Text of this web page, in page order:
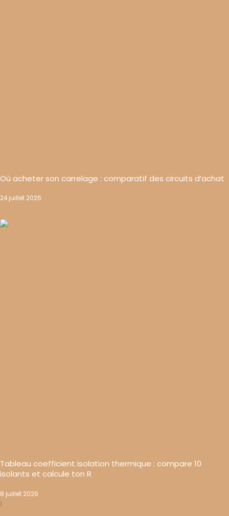
Où acheter son carrelage : comparatif des circuits d’achat
24 juillet 2026
Tableau coefficient isolation thermique : compare 10
isolants et calcule ton R
8 juillet 2026